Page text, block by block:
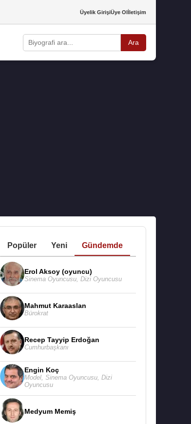
Üyelik GirişiÜye Olİletişim
Ara
Popüler Yeni Gündemde
Erol Aksoy (oyuncu)
Sinema Oyuncusu, Dizi Oyuncusu
Mahmut Karaaslan
Bürokrat
Recep Tayyip Erdoğan
Cumhurbaşkanı
Engin Koç
Model, Sinema Oyuncusu, Dizi
Oyuncusu
Medyum Memiş